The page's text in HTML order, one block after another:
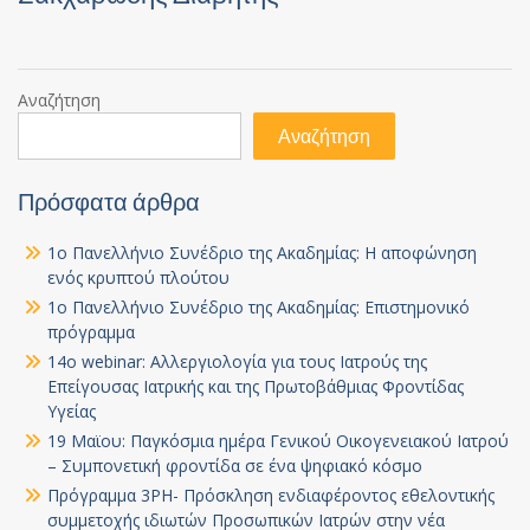
Αναζήτηση
Αναζήτηση
Πρόσφατα άρθρα
1ο Πανελλήνιο Συνέδριο της Ακαδημίας: Η αποφώνηση
ενός κρυπτού πλούτου
1ο Πανελλήνιο Συνέδριο της Ακαδημίας: Επιστημονικό
πρόγραμμα
14ο webinar: Αλλεργιολογία για τους Ιατρούς της
Επείγουσας Ιατρικής και της Πρωτοβάθμιας Φροντίδας
Υγείας
19 Μαϊου: Παγκόσμια ημέρα Γενικού Οικογενειακού Ιατρού
– Συμπονετική φροντίδα σε ένα ψηφιακό κόσμο
Πρόγραμμα 3PH- Πρόσκληση ενδιαφέροντος εθελοντικής
συμμετοχής ιδιωτών Προσωπικών Ιατρών στην νέα